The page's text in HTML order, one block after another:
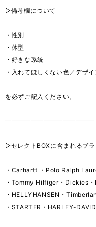
▷備考欄について
・性別
・体型
・好きな系統
・入れてほしくない色／デザイ
を必ずご記入ください。
━━━━━━━━━━━━━━
▷セレクトBOXに含まれるブ
・Carhartt ・Polo Ralph
・Tommy Hilfiger・Dickies
・HELLYHANSEN・
・STARTER・HARLEY-